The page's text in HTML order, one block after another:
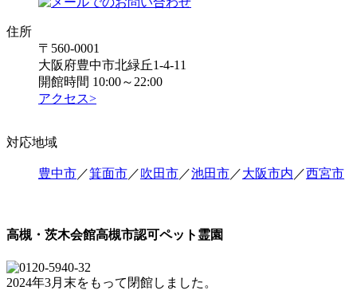
住所
〒560-0001
大阪府豊中市北緑丘1-4-11
開館時間 10:00～22:00
アクセス>
対応地域
豊中市／箕面市／吹田市／池田市／大阪市内 ／西宮市
高槻・茨木会館高槻市認可ペット霊園
2024年3月末をもって閉館しました。